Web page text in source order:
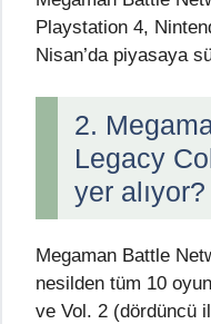
Playstation 4,
Nisan’da piyasaya
2.
Legacy
yer alıyor?
Megaman Battle
nesilden tüm 10
ve Vol. 2 (dördüncü